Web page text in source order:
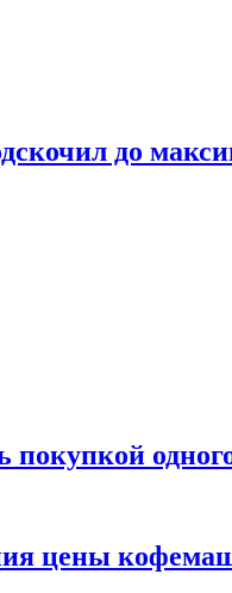
до
покупкой
цены